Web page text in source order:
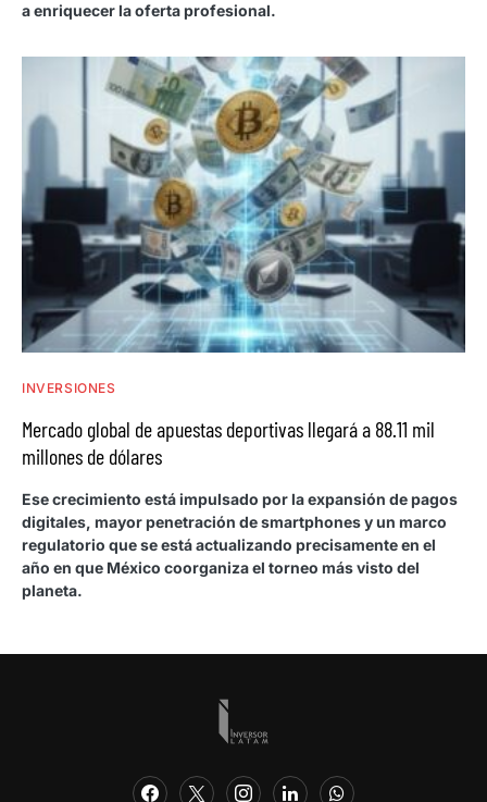
a enriquecer la oferta profesional.
INVERSIONES
Mercado global de apuestas deportivas llegará a 88.11 mil
millones de dólares
Ese crecimiento está impulsado por la expansión de pagos
digitales, mayor penetración de smartphones y un marco
regulatorio que se está actualizando precisamente en el
año en que México coorganiza el torneo más visto del
planeta.